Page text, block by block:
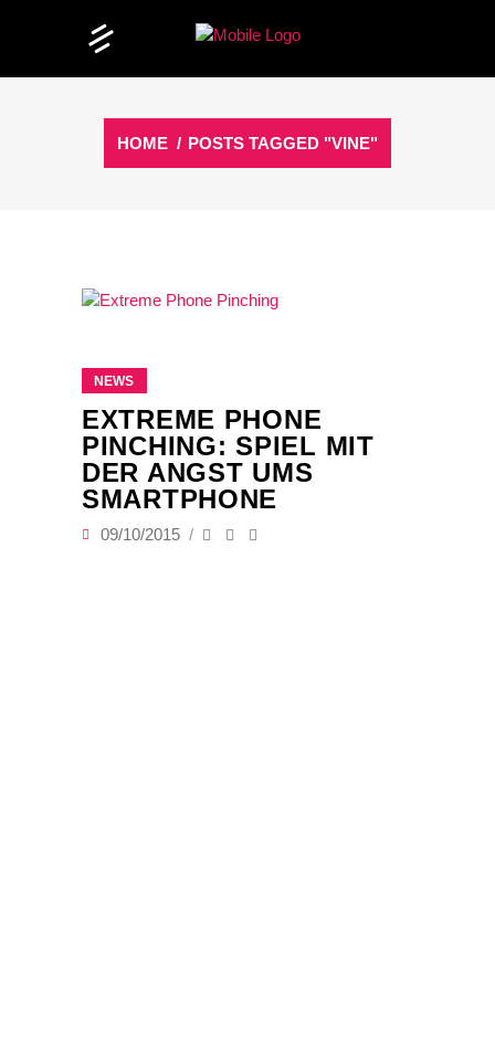
HOME / POSTS TAGGED "VINE"
NEWS
EXTREME PHONE
PINCHING: SPIEL MIT
DER ANGST UMS
SMARTPHONE
09/10/2015